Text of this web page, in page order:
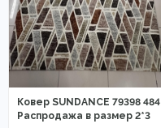
Ковер SUNDANCE 79398 484
Распродажа в размер 2*3